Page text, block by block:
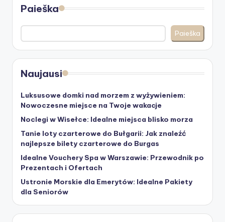
Paieška
Paieška
Naujausi
Luksusowe domki nad morzem z wyżywieniem:
Nowoczesne miejsce na Twoje wakacje
Noclegi w Wisełce: Idealne miejsca blisko morza
Tanie loty czarterowe do Bułgarii: Jak znaleźć
najlepsze bilety czarterowe do Burgas
Idealne Vouchery Spa w Warszawie: Przewodnik po
Prezentach i Ofertach
Ustronie Morskie dla Emerytów: Idealne Pakiety
dla Seniorów